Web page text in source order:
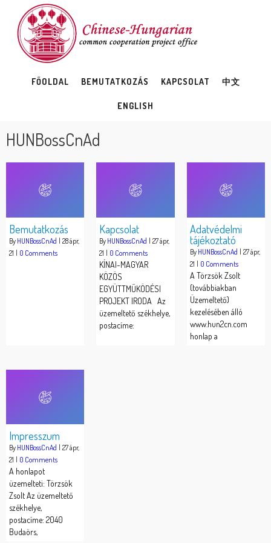
FŐOLDAL BEMUTATKOZÁS KAPCSOLAT 中文
ENGLISH
HUNBossCnAd
Bemutatkozás
By HUNBossCnAd | 28ápr,
21 | 0 Comments
Kapcsolat
By HUNBossCnAd | 27ápr,
21 | 0 Comments
KÍNAI-MAGYAR
KÖZÖS
EGYÜTTMŰKÖDÉSI
PROJEKT IRODA Az
üzemeltető székhelye,
postacíme:
Adatvédelmi
tájékoztató
By HUNBossCnAd | 27ápr,
21 | 0 Comments
A Törzsök Zsolt
(továbbiakban
Üzemeltető)
kezelésében álló
www.hun2cn.com
honlap a
Impresszum
By HUNBossCnAd 27ápr,
21
0 Comments
A honlapot
üzemelteti: Törzsök
Zsolt Az üzemeltető
székhelye,
postacíme: 2040
Budaörs,